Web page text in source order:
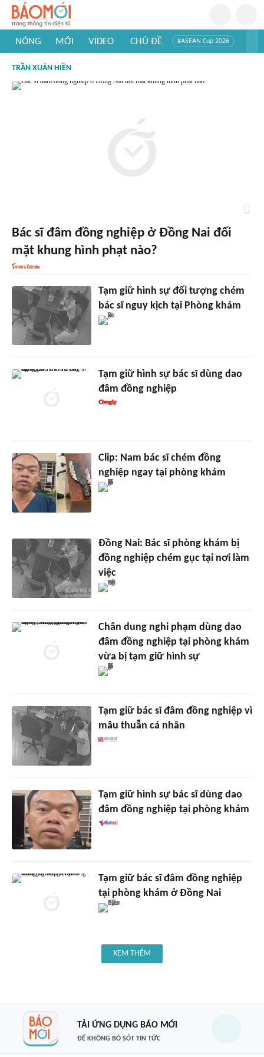
NÓNG MỚI VIDEO CHỦ ĐỀ #ASEAN Cup 2026
#Khám phá thế giới
TRẦN XUÂN HIỀN
Bác sĩ đâm đồng nghiệp ở Đồng Nai đối
mặt khung hình phạt nào?
Tạm giữ hình sự đối tượng chém
bác sĩ nguy kịch tại Phòng khám
Tạm giữ hình sự bác sĩ dùng dao
đâm đồng nghiệp
Clip: Nam bác sĩ chém đồng
nghiệp ngay tại phòng khám
Đồng Nai: Bác sĩ phòng khám bị
đồng nghiệp chém gục tại nơi làm
việc
Chân dung nghi phạm dùng dao
đâm đồng nghiệp tại phòng khám
vừa bị tạm giữ hình sự
Tạm giữ bác sĩ đâm đồng nghiệp vì
mâu thuẫn cá nhân
Tạm giữ hình sự bác sĩ dùng dao
đâm đồng nghiệp tại phòng khám
Tạm giữ bác sĩ đâm đồng nghiệp
tại phòng khám ở Đồng Nai
XEM THÊM
TẢI ỨNG DỤNG BÁO MỚI
ĐỂ KHÔNG BỎ SÓT TIN TỨC